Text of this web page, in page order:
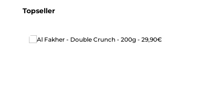
Produktgalerie überspringen
Topseller